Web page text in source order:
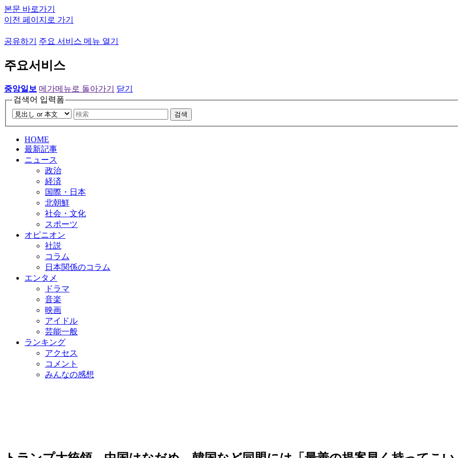
본문 바로가기
이전 페이지로 가기
공유하기 주요 서비스 메뉴 열기
주요서비스
중앙일보 메가메뉴로 돌아가기
닫기
검색어 입력폼
검색
HOME
最新記事
ニュース
政治
経済
国際・日本
北朝鮮
社会・文化
スポーツ
オピニオン
社説
コラム
日本関係のコラム
エンタメ
ドラマ
音楽
映画
アイドル
芸能一般
ランキング
アクセス
コメント
みんなの感想